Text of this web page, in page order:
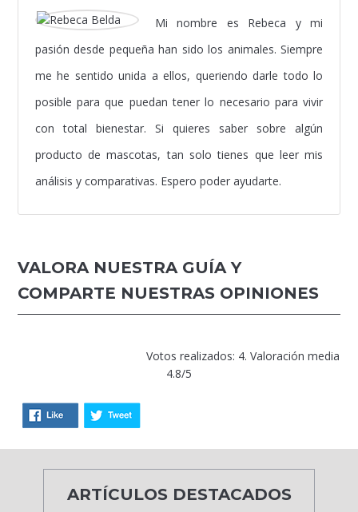
Mi nombre es Rebeca y mi
pasión desde pequeña han sido los animales. Siempre
me he sentido unida a ellos, queriendo darle todo lo
posible para que puedan tener lo necesario para vivir
con total bienestar. Si quieres saber sobre algún
producto de mascotas, tan solo tienes que leer mis
análisis y comparativas. Espero poder ayudarte.
VALORA NUESTRA GUÍA Y
COMPARTE NUESTRAS OPINIONES
Votos realizados: 4. Valoración media
4.8/5
ARTÍCULOS DESTACADOS